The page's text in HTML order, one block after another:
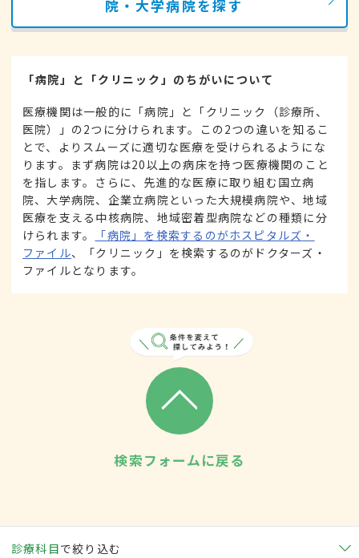
院・大学病院を探す
「病院」と「クリニック」のちがいについて
医療機関は一般的に「病院」と「クリニック（診療所、
医院）」の2つに分けられます。この2つの違いを知るこ
とで、よりスムーズに適切な医療を受けられるようにな
ります。まず病院は20以上の病床を持つ医療機関のこと
を指します。さらに、先進的な医療に取り組む国立病
院、大学病院、企業立病院といった大規模病院や、地域
医療を支える中核病院、地域密着型病院などの種類に分
けられます。
「病院」を検索するのがホスピタルズ・
ファイル、「クリニック」を検索するのがドクターズ・
ファイルとなります。
検索フォームに戻る
診療科目で絞り込む